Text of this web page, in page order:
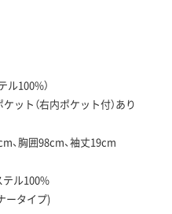
ル100%）
ット（右内ポケット付）あり
、胸囲98cm、袖丈19cm
ル100%
ータイプ)